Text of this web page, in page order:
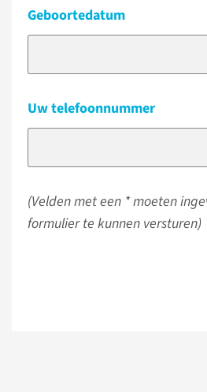
Geboortedatum
Uw telefoonnummer
(Velden met een * moeten
formulier te kunnen versturen)